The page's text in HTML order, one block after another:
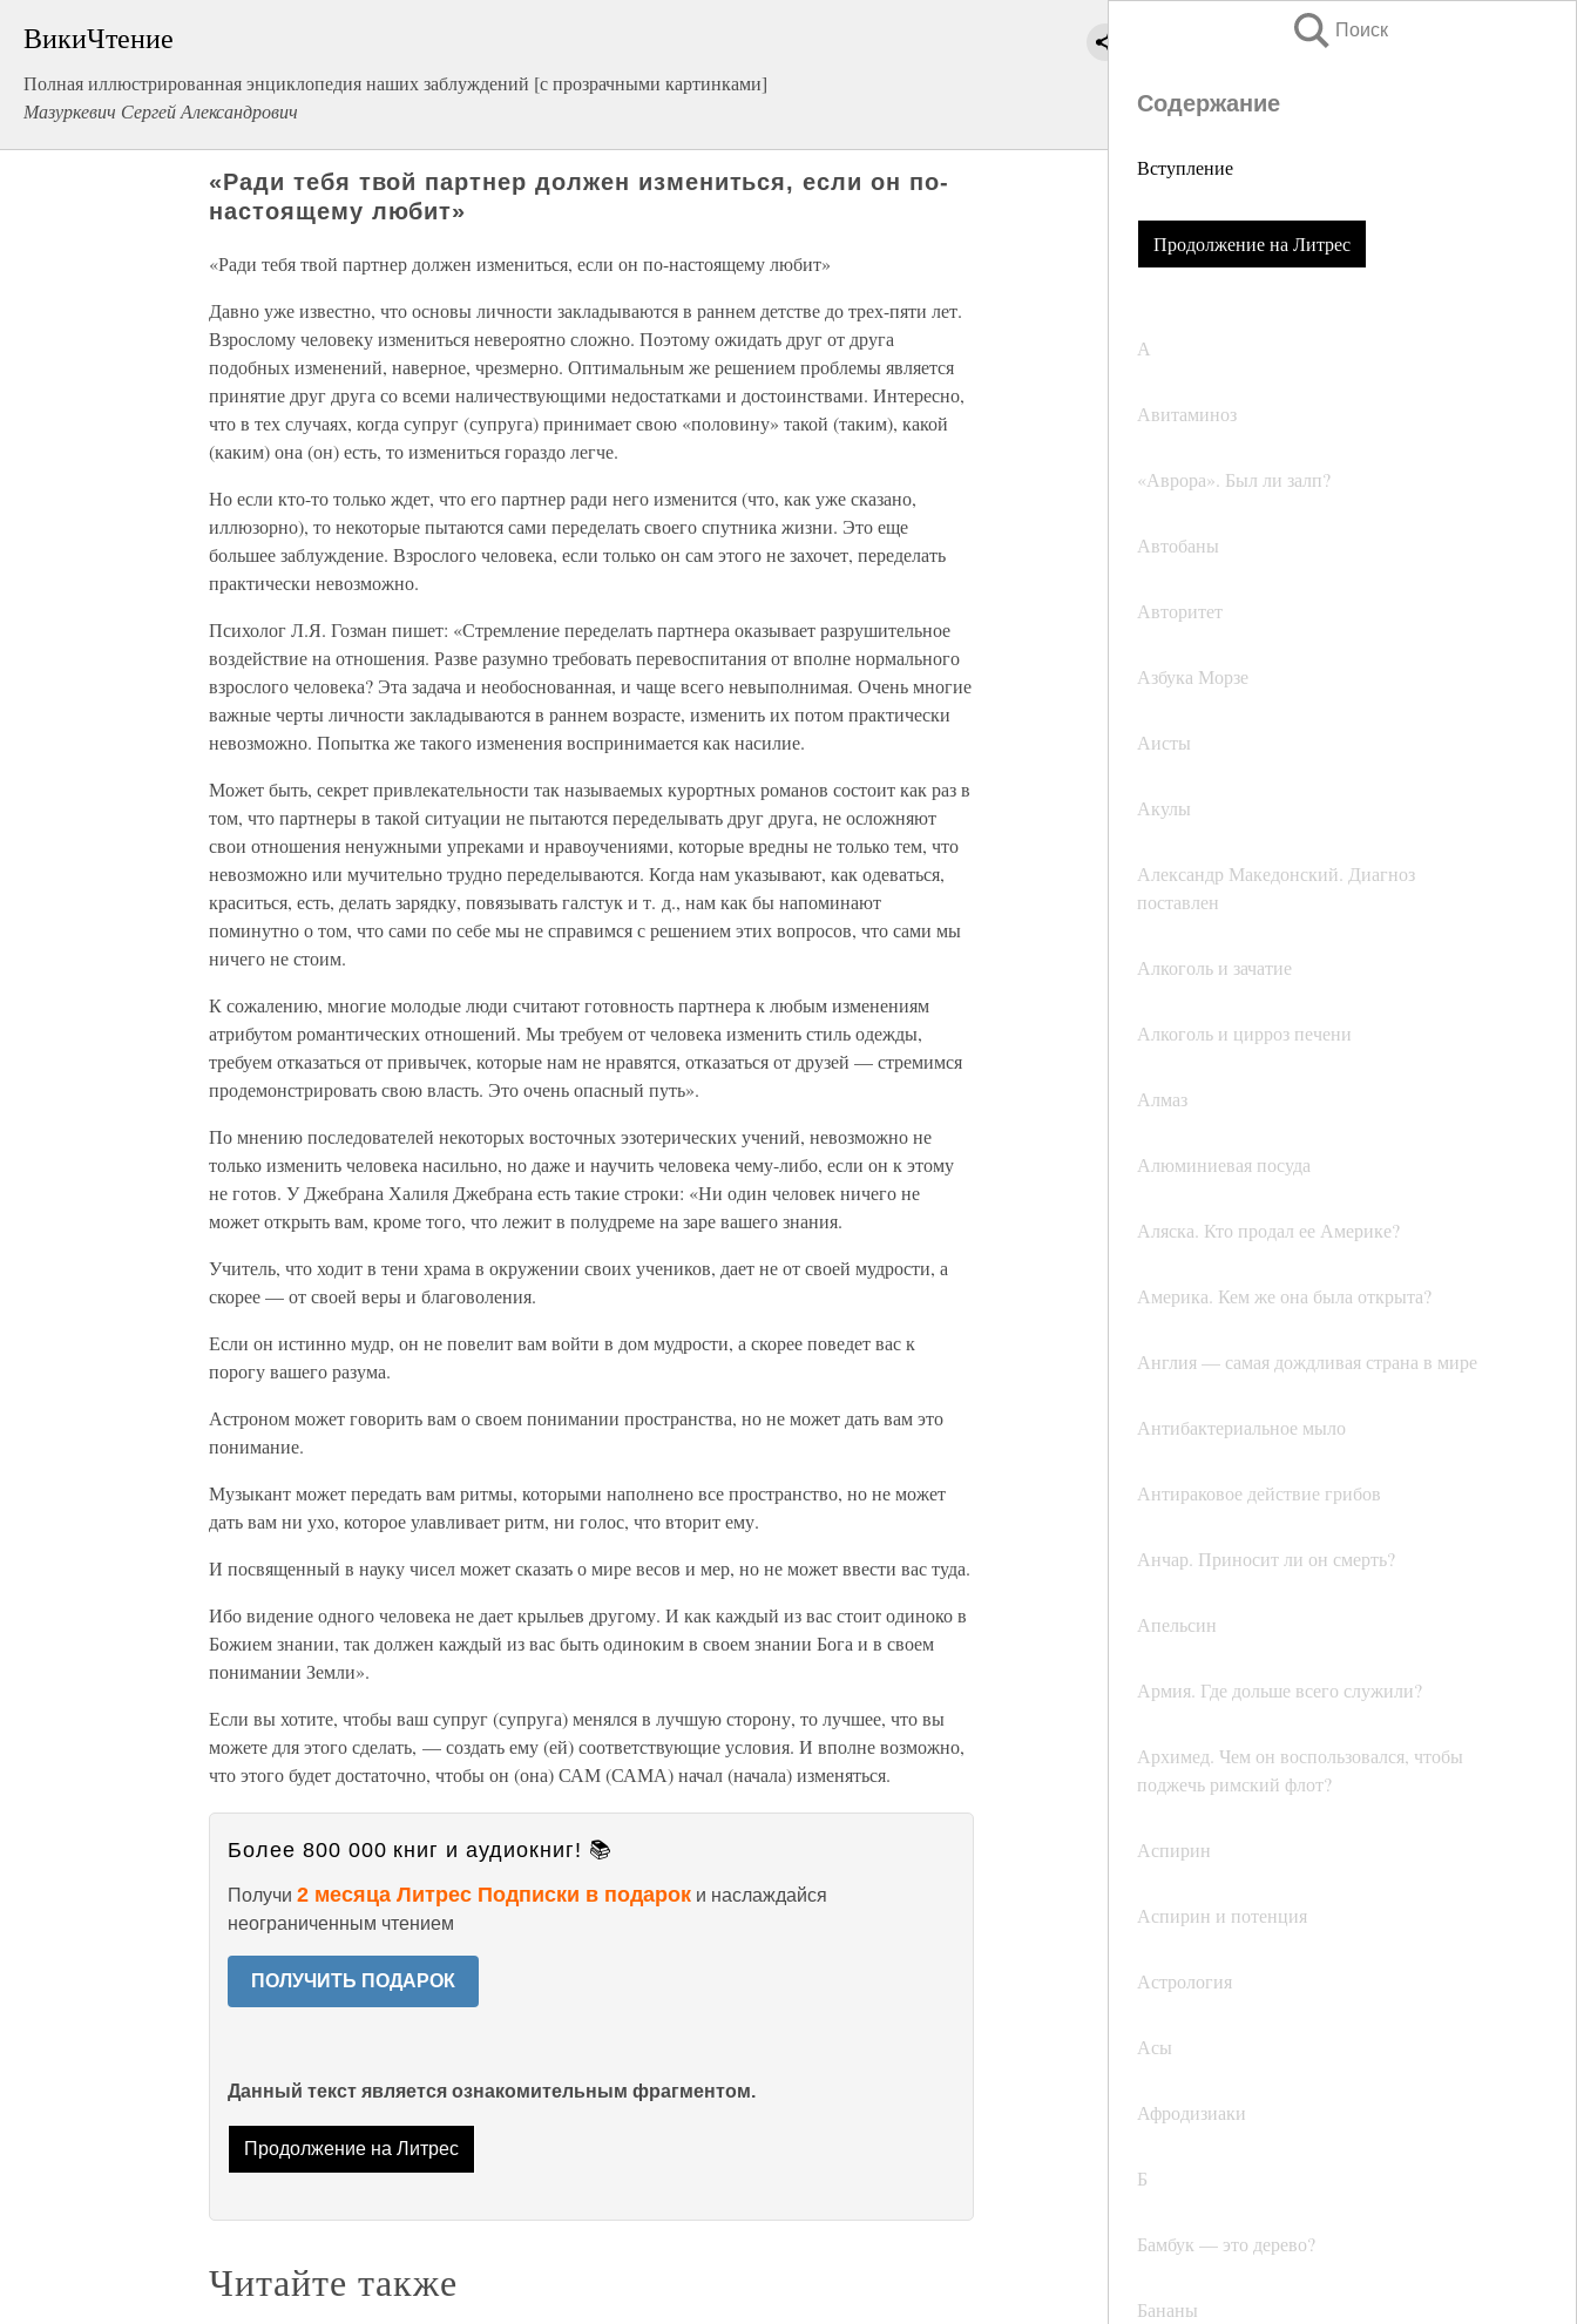
ВикиЧтение
Полная иллюстрированная энциклопедия наших заблуждений [с прозрачными картинками]
Мазуркевич Сергей Александрович
Поиск
Содержание
Вступление
Продолжение на Литрес
А
Авитаминоз
«Аврора». Был ли залп?
Автобаны
Авторитет
Азбука Морзе
Аисты
Акулы
Александр Македонский. Диагноз
поставлен
Алкоголь и зачатие
Алкоголь и цирроз печени
Алмаз
Алюминиевая посуда
Аляска. Кто продал ее Америке?
Америка. Кем же она была открыта?
Англия — самая дождливая страна в мире
Антибактериальное мыло
Антираковое действие грибов
Анчар. Приносит ли он смерть?
Апельсин
Армия. Где дольше всего служили?
Архимед. Чем он воспользовался, чтобы
поджечь римский флот?
Аспирин
Аспирин и потенция
Астрология
Асы
Афродизиаки
Б
Бамбук — это дерево?
Бананы
«Ради тебя твой партнер должен измениться, если он по-
настоящему любит»
«Ради тебя твой партнер должен измениться, если он по-настоящему любит»
Давно уже известно, что основы личности закладываются в раннем детстве до трех-пяти лет.
Взрослому человеку измениться невероятно сложно. Поэтому ожидать друг от друга
подобных изменений, наверное, чрезмерно. Оптимальным же решением проблемы является
принятие друг друга со всеми наличествующими недостатками и достоинствами. Интересно,
что в тех случаях, когда супруг (супруга) принимает свою «половину» такой (таким), какой
(каким) она (он) есть, то измениться гораздо легче.
Но если кто-то только ждет, что его партнер ради него изменится (что, как уже сказано,
иллюзорно), то некоторые пытаются сами переделать своего спутника жизни. Это еще
большее заблуждение. Взрослого человека, если только он сам этого не захочет, переделать
практически невозможно.
Психолог Л.Я. Гозман пишет: «Стремление переделать партнера оказывает разрушительное
воздействие на отношения. Разве разумно требовать перевоспитания от вполне нормального
взрослого человека? Эта задача и необоснованная, и чаще всего невыполнимая. Очень многие
важные черты личности закладываются в раннем возрасте, изменить их потом практически
невозможно. Попытка же такого изменения воспринимается как насилие.
Может быть, секрет привлекательности так называемых курортных романов состоит как раз в
том, что партнеры в такой ситуации не пытаются переделывать друг друга, не осложняют
свои отношения ненужными упреками и нравоучениями, которые вредны не только тем, что
невозможно или мучительно трудно переделываются. Когда нам указывают, как одеваться,
краситься, есть, делать зарядку, повязывать галстук и т. д., нам как бы напоминают
поминутно о том, что сами по себе мы не справимся с решением этих вопросов, что сами мы
ничего не стоим.
К сожалению, многие молодые люди считают готовность партнера к любым изменениям
атрибутом романтических отношений. Мы требуем от человека изменить стиль одежды,
требуем отказаться от привычек, которые нам не нравятся, отказаться от друзей — стремимся
продемонстрировать свою власть. Это очень опасный путь».
По мнению последователей некоторых восточных эзотерических учений, невозможно не
только изменить человека насильно, но даже и научить человека чему-либо, если он к этому
не готов. У Джебрана Халиля Джебрана есть такие строки: «Ни один человек ничего не
может открыть вам, кроме того, что лежит в полудреме на заре вашего знания.
Учитель, что ходит в тени храма в окружении своих учеников, дает не от своей мудрости, а
скорее — от своей веры и благоволения.
Если он истинно мудр, он не повелит вам войти в дом мудрости, а скорее поведет вас к
порогу вашего разума.
Астроном может говорить вам о своем понимании пространства, но не может дать вам это
понимание.
Музыкант может передать вам ритмы, которыми наполнено все пространство, но не может
дать вам ни ухо, которое улавливает ритм, ни голос, что вторит ему.
И посвященный в науку чисел может сказать о мире весов и мер, но не может ввести вас туда.
Ибо видение одного человека не дает крыльев другому. И как каждый из вас стоит одиноко в
Божием знании, так должен каждый из вас быть одиноким в своем знании Бога и в своем
понимании Земли».
Если вы хотите, чтобы ваш супруг (супруга) менялся в лучшую сторону, то лучшее, что вы
можете для этого сделать, — создать ему (ей) соответствующие условия. И вполне возможно,
что этого будет достаточно, чтобы он (она) САМ (САМА) начал (начала) изменяться.
Более 800 000 книг и аудиокниг! 📚
Получи 2 месяца Литрес Подписки в подарок и наслаждайся
неограниченным чтением
ПОЛУЧИТЬ ПОДАРОК
Данный текст является ознакомительным фрагментом.
Продолжение на Литрес
Читайте также